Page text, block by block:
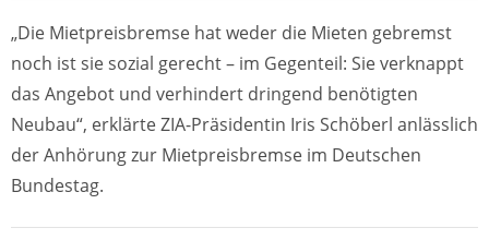
„Die Mietpreisbremse hat weder die Mieten gebremst
noch ist sie sozial gerecht – im Gegenteil: Sie verknappt
das Angebot und verhindert dringend benötigten
Neubau“, erklärte ZIA-Präsidentin Iris Schöberl anlässlich
der Anhörung zur Mietpreisbremse im Deutschen
Bundestag.